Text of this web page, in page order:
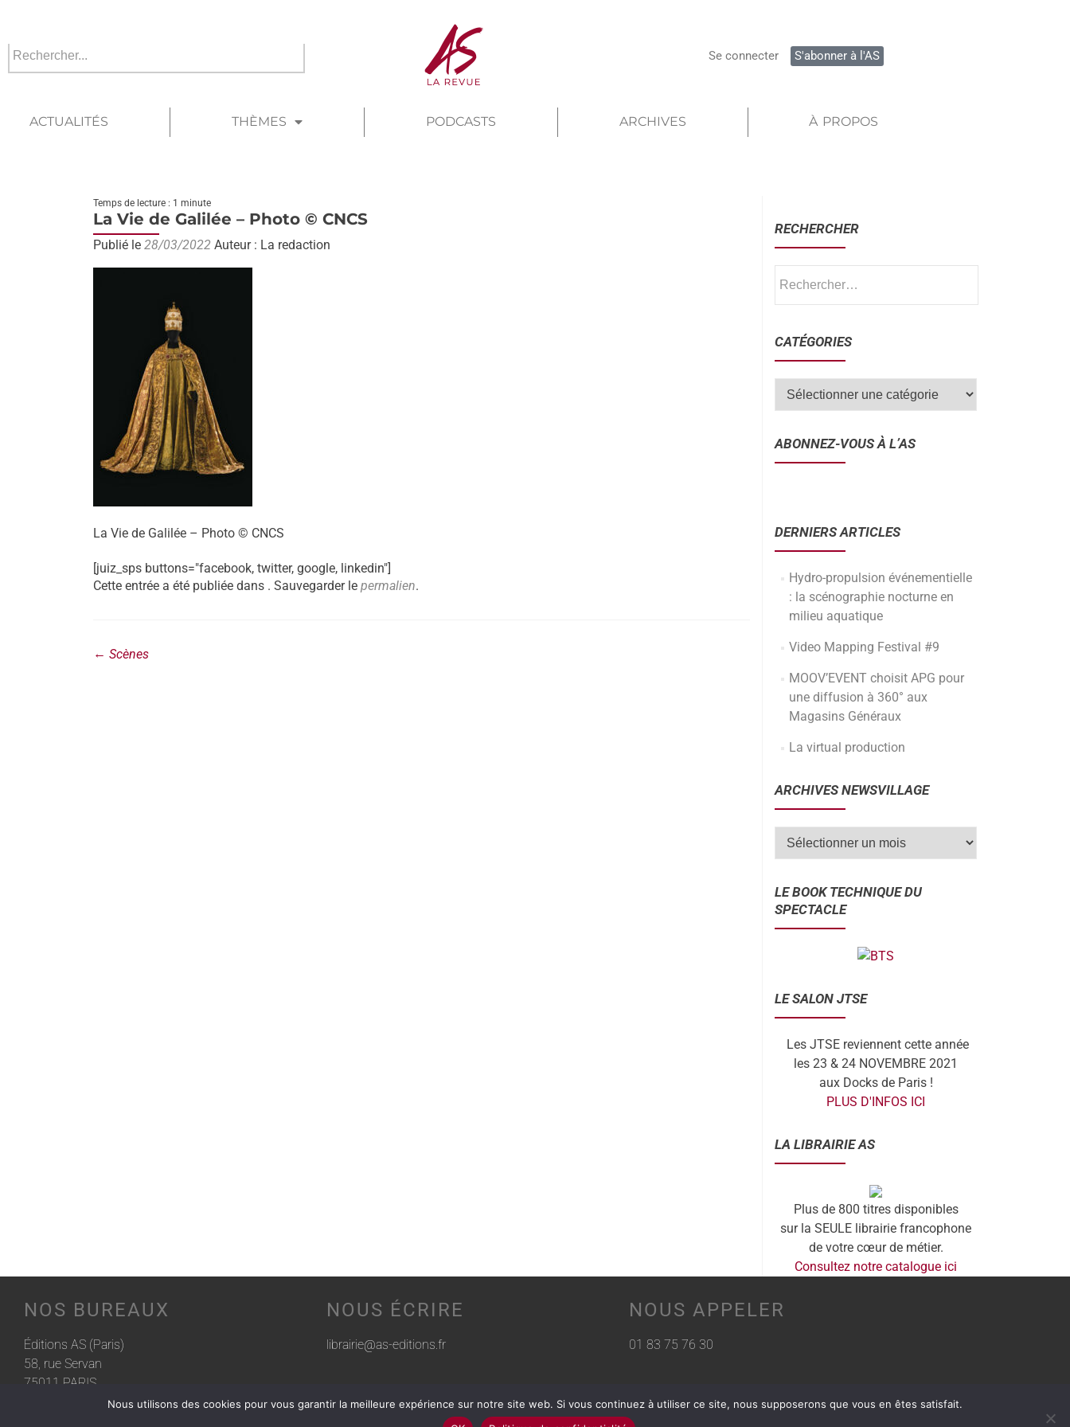
Se connecter S'abonner à l'AS
ACTUALITÉS THÈMES PODCASTS ARCHIVES À PROPOS
Temps de lecture : 1 minute
La Vie de Galilée – Photo © CNCS
Publié le 28/03/2022 Auteur : La redaction
La Vie de Galilée – Photo © CNCS
[juiz_sps buttons="facebook, twitter, google, linkedin"]
Cette entrée a été publiée dans . Sauvegarder le permalien.
← Scènes
RECHERCHER
CATÉGORIES
ABONNEZ-VOUS À L’AS
DERNIERS ARTICLES
Hydro-propulsion événementielle
: la scénographie nocturne en
milieu aquatique
Video Mapping Festival #9
MOOV’EVENT choisit APG pour
une diffusion à 360° aux
Magasins Généraux
La virtual production
ARCHIVES NEWSVILLAGE
LE BOOK TECHNIQUE DU
SPECTACLE
LE SALON JTSE
Les JTSE reviennent cette année
les 23 & 24 NOVEMBRE 2021
aux Docks de Paris !
PLUS D'INFOS ICI
LA LIBRAIRIE AS
Plus de 800 titres disponibles
sur la SEULE librairie francophone
de votre cœur de métier.
Consultez notre catalogue ici
NOS BUREAUX
Éditions AS (Paris)
58, rue Servan
75011 PARIS
NOUS ÉCRIRE
librairie@as-editions.fr
NOUS APPELER
01 83 75 76 30
Nous utilisons des cookies pour vous garantir la meilleure expérience sur notre site web. Si vous continuez à utiliser ce site, nous supposerons que vous en êtes satisfait.